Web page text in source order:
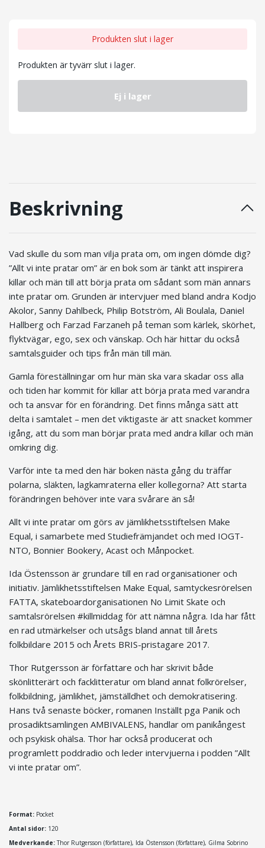
Produkten slut i lager
Produkten är tyvärr slut i lager.
Ej i lager
Beskrivning
Vad skulle du som man vilja prata om, om ingen dömde dig?
”Allt vi inte pratar om” är en bok som är tänkt att inspirera
killar och män till att börja prata om sådant som män annars
inte pratar om. Grunden är intervjuer med bland andra Kodjo
Akolor, Sanny Dahlbeck, Philip Botström, Ali Boulala, Daniel
Hallberg och Farzad Farzaneh på teman som kärlek, skörhet,
flyktvägar, ego, sex och vänskap. Och här hittar du också
samtalsguider och tips från män till män.
Gamla föreställningar om hur män ska vara skadar oss alla
och tiden har kommit för killar att börja prata med varandra
och ta ansvar för en förändring. Det finns många sätt att
delta i samtalet – men det viktigaste är att snacket kommer
igång, att du som man börjar prata med andra killar och män
omkring dig.
Varför inte ta med den här boken nästa gång du träffar
polarna, släkten, lagkamraterna eller kollegorna? Att starta
förändringen behöver inte vara svårare än så!
Allt vi inte pratar om görs av jämlikhetsstiftelsen Make
Equal, i samarbete med Studiefrämjandet och med IOGT-
NTO, Bonnier Bookery, Acast och Månpocket.
Ida Östensson är grundare till en rad organisationer och
initiativ. Jämlikhetsstiftelsen Make Equal, samtyckesrörelsen
FATTA, skateboardorganisationen No Limit Skate och
samtalsrörelsen #killmiddag för att nämna några. Ida har fått
en rad utmärkelser och utsågs bland annat till årets
folkbildare 2015 och Årets BRIS-pristagare 2017.
Thor Rutgersson är författare och har skrivit både
skönlitterärt och facklitteratur om bland annat folkrörelser,
folkbildning, jämlikhet, jämställdhet och demokratisering.
Hans två senaste böcker, romanen Inställt pga Panik och
prosadiktsamlingen AMBIVALENS, handlar om panikångest
och psykisk ohälsa. Thor har också producerat och
programlett poddradio och leder intervjuerna i podden ”Allt
vi inte pratar om”.
Format: Pocket
Antal sidor: 120
Medverkande: Thor Rutgersson (författare), Ida Östensson (författare), Gilma Sobrino